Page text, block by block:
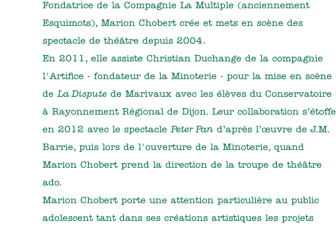
Fondatrice de la Compagnie La Multiple (anciennement
Esquimots), Marion Chobert crée et mets en scène des
spectacle de théâtre depuis 2004.
En 2011, elle assiste Christian Duchange de la compagnie
l'Artifice - fondateur de la Minoterie - pour la mise en scène
de La Dispute de Marivaux avec les élèves du Conservatoire
à Rayonnement Régional de Dijon. Leur collaboration s’étoffe
en 2012 avec le spectacle Peter Pan d’après l’œuvre de J.M.
Barrie, puis lors de l'ouverture de la Minoterie, quand
Marion Chobert prend la direction de la troupe de théâtre
ado.
Marion Chobert porte une attention particulière au public
adolescent tant dans ses créations artistiques les projets